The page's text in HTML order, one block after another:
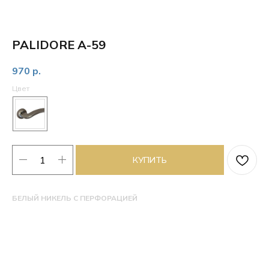
PALIDORE A-59
970 р.
Цвет
КУПИТЬ
БЕЛЫЙ НИКЕЛЬ С ПЕРФОРАЦИЕЙ